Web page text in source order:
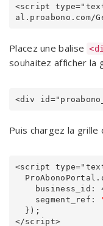
<script
Placez une balise
souhaitez afficher la
<div
Puis chargez la grille
<script
    segment_ref: